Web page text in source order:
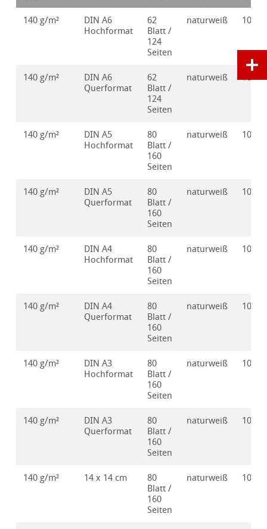
140 g/m²
DIN A6
Hochformat
62
Blatt /
124
Seiten
naturweiß
140 g/m²
DIN A6
Querformat
62
Blatt /
124
Seiten
naturweiß
140 g/m²
DIN A5
Hochformat
80
Blatt /
160
Seiten
naturweiß
140 g/m²
DIN A5
Querformat
80
Blatt /
160
Seiten
naturweiß
140 g/m²
DIN A4
Hochformat
80
Blatt /
160
Seiten
naturweiß
140 g/m²
DIN A4
Querformat
80
Blatt /
160
Seiten
naturweiß
140 g/m²
DIN A3
Hochformat
80
Blatt /
160
Seiten
naturweiß
140 g/m²
DIN A3
Querformat
80
Blatt /
160
Seiten
naturweiß
140 g/m² 14 x 14 cm
80
Blatt /
160
Seiten
naturweiß